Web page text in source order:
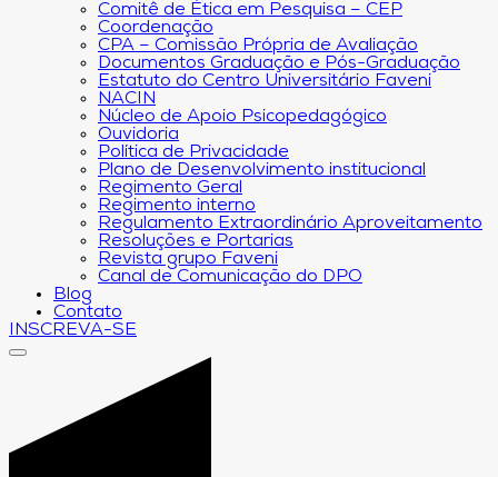
Comitê de Ética em Pesquisa – CEP
Coordenação
CPA – Comissão Própria de Avaliação
Documentos Graduação e Pós-Graduação
Estatuto do Centro Universitário Faveni
NACIN
Núcleo de Apoio Psicopedagógico
Ouvidoria
Política de Privacidade
Plano de Desenvolvimento institucional
Regimento Geral
Regimento interno
Regulamento Extraordinário Aproveitamento
Resoluções e Portarias
Revista grupo Faveni
Canal de Comunicação do DPO
Blog
Contato
INSCREVA-SE